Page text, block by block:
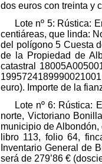
dos euros con treinta y
Lote nº 5: Rústica:
centiáreas, que linda:
del polígono 5 Cuesta
de la Propiedad de
catastral
euro). Importe de la
Lote nº 6: Rústica:
norte, Victoriano
municipio de
libro 113, folio 64,
Inventario General de
será de 279’86 €